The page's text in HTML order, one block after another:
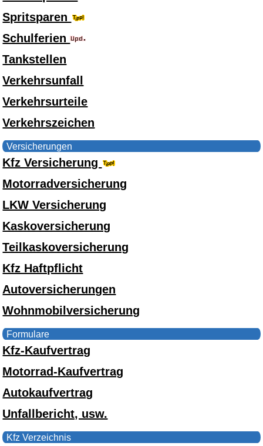
Spritsparen
Schulferien
Tankstellen
Verkehrsunfall
Verkehrsurteile
Verkehrszeichen
Versicherungen
Kfz Versicherung
Motorradversicherung
LKW Versicherung
Kaskoversicherung
Teilkaskoversicherung
Kfz Haftpflicht
Autoversicherungen
Wohnmobilversicherung
Formulare
Kfz-Kaufvertrag
Motorrad-Kaufvertrag
Autokaufvertrag
Unfallbericht, usw.
Kfz Verzeichnis